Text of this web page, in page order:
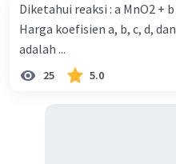
Diketahui reaksi : a MnO2 +
Harga koefisien a, b, c, d,
adalah ...
25 5.0